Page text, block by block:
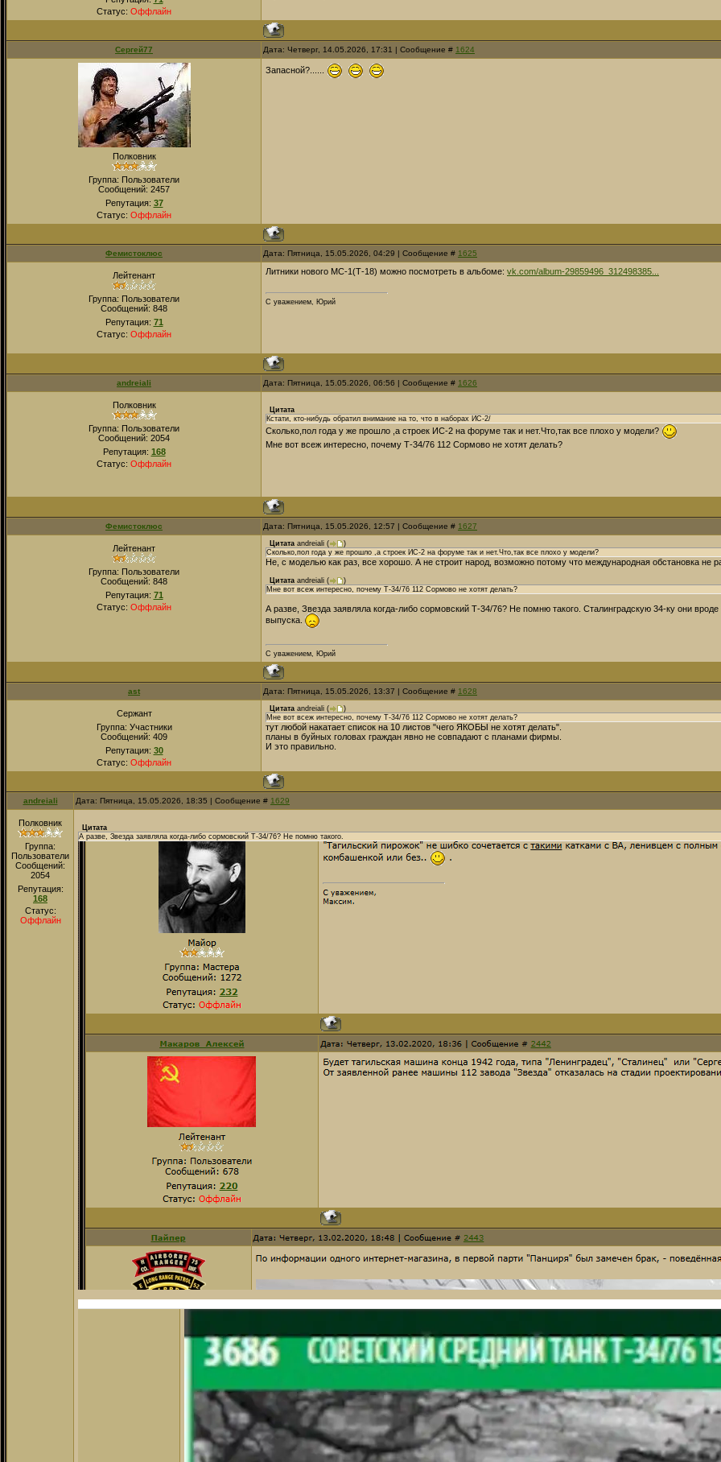
Статус: Оффлайн
Сергей77 Дата: Четверг, 14.05.2026, 17:31 | Сообщение # 1624
Полковник
Группа: Пользователи
Сообщений: 2457
Репутация: 37
Статус: Оффлайн
Запасной?......
Фемистоклюс Дата: Пятница, 15.05.2026, 04:29 | Сообщение # 1625
Лейтенант
Группа: Пользователи
Сообщений: 848
Репутация: 71
Статус: Оффлайн
Литники нового МС-1(Т-18) можно посмотреть в альбоме: vk.com/album-29859496_312498385...
С уважением, Юрий
andreiali Дата: Пятница, 15.05.2026, 06:56 | Сообщение # 1626
Полковник
Группа: Пользователи
Сообщений: 2054
Репутация: 168
Статус: Оффлайн
Цитата
Кстати, кто-нибудь обратил внимание на то, что в наборах ИС-2/
Сколько,пол года у же прошло ,а строек ИС-2 на форуме так и нет.Что,так все плохо у модели?
Мне вот всеж интересно, почему Т-34/76 112 Сормово не хотят делать?
Фемистоклюс Дата: Пятница, 15.05.2026, 12:57 | Сообщение # 1627
Лейтенант
Группа: Пользователи
Сообщений: 848
Репутация: 71
Статус: Оффлайн
Цитата andreiali (
)
Сколько,пол года у же прошло ,а строек ИС-2 на форуме так и нет.Что,так все плохо у модели?
Не, с моделью как раз, все хорошо. А не строит народ, возможно потому что международная обстановка не
Цитата andreiali (
)
Мне вот всеж интересно, почему Т-34/76 112 Сормово не хотят делать?
А разве, Звезда заявляла когда-либо сормовский Т-34/76? Не помню такого. Сталинградскую 34-ку они
выпуска.
С уважением, Юрий
ast Дата: Пятница, 15.05.2026, 13:37 | Сообщение # 1628
Сержант
Группа: Участники
Сообщений: 409
Репутация: 30
Статус: Оффлайн
Цитата andreiali (
)
Мне вот всеж интересно, почему Т-34/76 112 Сормово не хотят делать?
тут любой накатает список на 10 листов "чего ЯКОБЫ не хотят делать".
планы в буйных головах граждан явно не совпадают с планами фирмы.
И это правильно.
andreiali Дата: Пятница, 15.05.2026, 18:35 | Сообщение # 1629
Полковник
Группа:
Пользователи
Сообщений:
2054
Репутация:
168
Статус:
Оффлайн
Цитата
А разве, Звезда заявляла когда-либо сормовский Т-34/76? Не помню такого.